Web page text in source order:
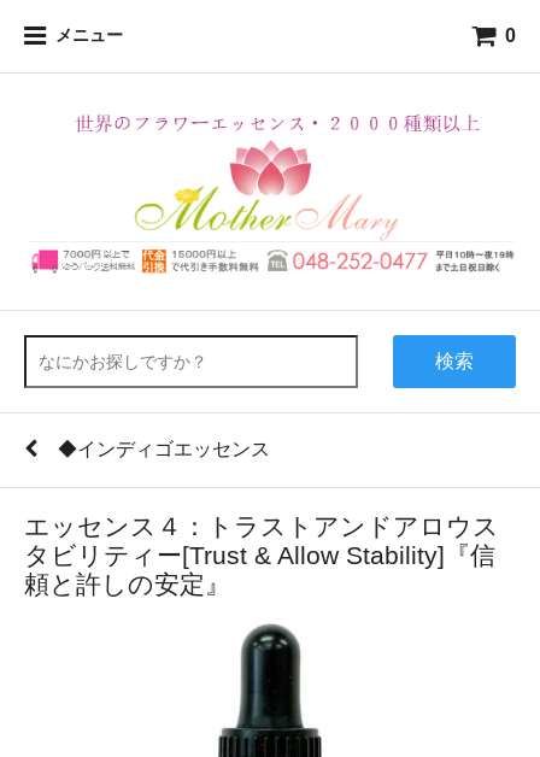
メニュー 0
検索
◆インディゴエッセンス
エッセンス４：トラストアンドアロウス
タビリティー[Trust & Allow Stability]『信
頼と許しの安定』